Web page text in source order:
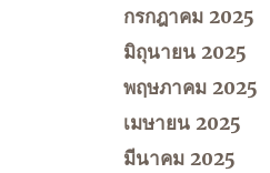
กรกฎาคม 2025
มิถุนายน 2025
พฤษภาคม 2025
เมษายน 2025
มีนาคม 2025